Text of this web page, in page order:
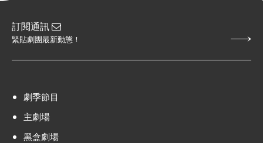
訂閱通訊
緊貼劇團最新動態！
劇季節目
主劇場
黑盒劇場